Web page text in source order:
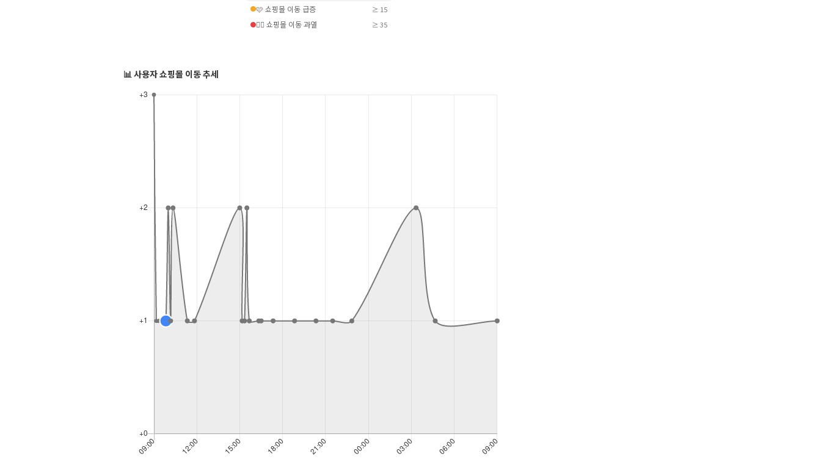
🩷 쇼핑몰 이동 급증 ≥ 15
❤️‍🔥 쇼핑몰 이동 과열 ≥ 35
📊 사용자 쇼핑몰 이동 추세